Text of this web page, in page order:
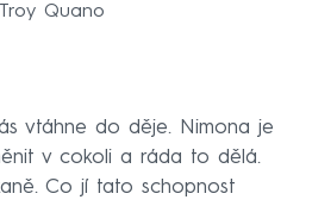
Quano
vtáhne do děje. Nimona je
v cokoli a ráda to dělá.
Co jí tato schopnost